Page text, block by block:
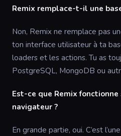
Remix remplace-t-il une
Non, Remix ne remplace pas
ton interface utilisateur à ta
loaders et les actions. Tu as
PostgreSQL, MongoDB ou
Est-ce que Remix
navigateur ?
En grande partie, oui. C’est